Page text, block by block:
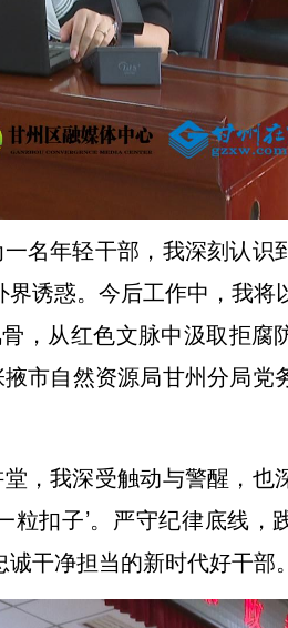
名年轻干部，我深刻认识
诱惑。今后工作中，我将
，从红色文脉中汲取拒腐
市自然资源局甘州分局党
，我深受触动与警醒，也
扣子’。严守纪律底线，
干净担当的新时代好干部